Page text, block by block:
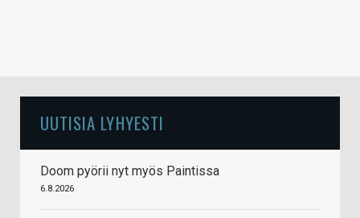
UUTISIA LYHYESTI
Doom pyörii nyt myös Paintissa
6.8.2026